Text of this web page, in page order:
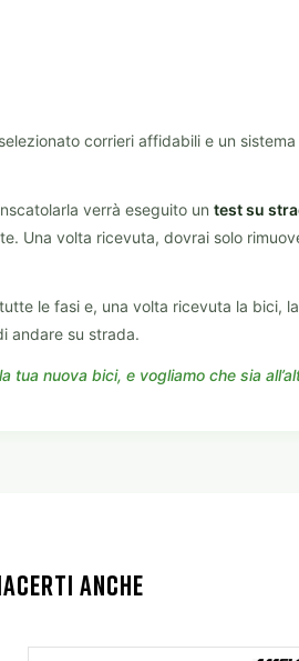
corrieri affidabili e un
verrà eseguito un test su
volta ricevuta, dovrai solo
le fasi e, una volta ricevuta la bici,
andare su strada.
nuova bici, e vogliamo che sia
ANCHE